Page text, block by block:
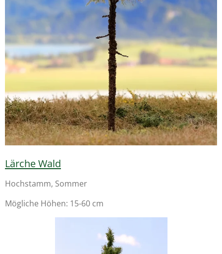
Lärche Wald
Hochstamm, Sommer
Mögliche Höhen: 15-60 cm